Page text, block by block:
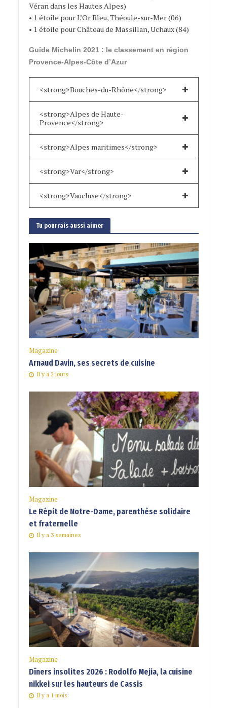
Véran dans les Hautes Alpes)
• 1 étoile pour L’Or Bleu, Théoule-sur-Mer (06)
• 1 étoile pour Château de Massillan, Uchaux (84)
Guide Michelin 2021 : le classement en région
Provence-Alpes-Côte d’Azur
<strong>Bouches-du-Rhône</strong>
<strong>Alpes de Haute-
Provence</strong>
<strong>Alpes maritimes</strong>
<strong>Var</strong>
<strong>Vaucluse</strong>
Tu pourrais aussi aimer
Magazine
Arnaud Davin, ses secrets de cuisine
Il y a 2 jours
Magazine
Le Répit de Notre-Dame, parenthèse solidaire
et fraternelle
Il y a 3 semaines
Magazine
Dîners insolites 2026 : Rodolfo Mejia, la cuisine
nikkei sur les hauteurs de Cassis
Il y a 1 mois